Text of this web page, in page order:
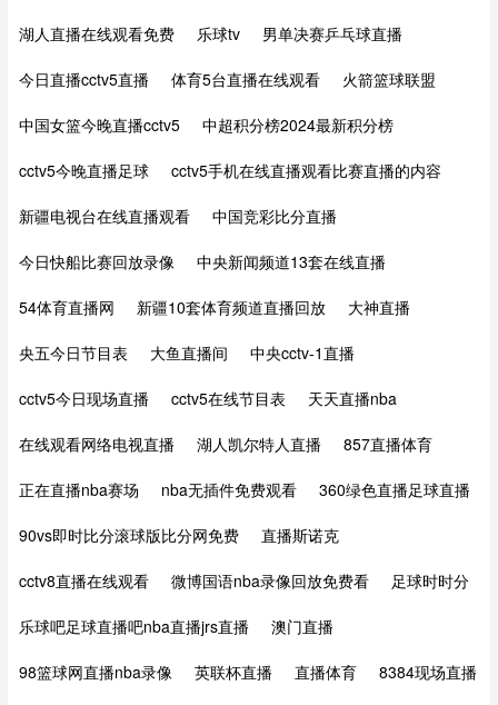
湖人直播在线观看免费 乐球tv 男单决赛乒乓球直播
今日直播cctv5直播 体育5台直播在线观看 火箭篮球联盟
中国女篮今晚直播cctv5 中超积分榜2024最新积分榜
cctv5今晚直播足球 cctv5手机在线直播观看比赛直播的内容
新疆电视台在线直播观看 中国竞彩比分直播
今日快船比赛回放录像 中央新闻频道13套在线直播
54体育直播网 新疆10套体育频道直播回放 大神直播
央五今日节目表 大鱼直播间 中央cctv-1直播
cctv5今日现场直播 cctv5在线节目表 天天直播nba
在线观看网络电视直播 湖人凯尔特人直播 857直播体育
正在直播nba赛场 nba无插件免费观看 360绿色直播足球直播
90vs即时比分滚球版比分网免费 直播斯诺克
cctv8直播在线观看 微博国语nba录像回放免费看 足球时时分
乐球吧足球直播吧nba直播jrs直播 澳门直播
98篮球网直播nba录像 英联杯直播 直播体育 8384现场直播